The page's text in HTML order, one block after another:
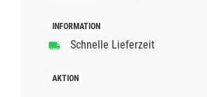
Schnelle Lieferzeit